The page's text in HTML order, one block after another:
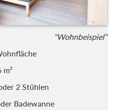
"Wohnbeispiel"
m²
2 Stühlen
Badewanne